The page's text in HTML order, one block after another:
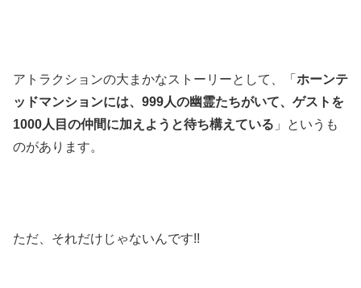
アトラクションの大まかなストーリーとして、「 ホーンテ
ッドマンションには、999人の幽霊たちがいて、ゲストを
1000人目の仲間に加えようと待ち構えている 」というも
のがあります。
ただ、それだけじゃないんです!!